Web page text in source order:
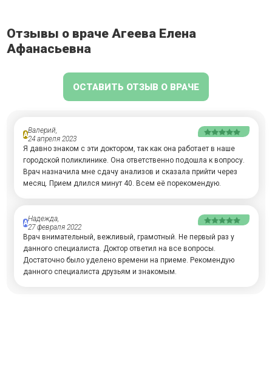
Отзывы о враче Агеева Елена
Афанасьевна
ОСТАВИТЬ ОТЗЫВ О ВРАЧЕ
АВалерий,
24 апреля 2023
Я давно знаком с эти доктором, так как она работает в наше
городской поликлинике. Она ответственно подошла к вопросу.
Врач назначила мне сдачу анализов и сказала прийти через
месяц. Прием длился минут 40. Всем её порекомендую.
АНадежда,
27 февраля 2022
Врач внимательный, вежливый, грамотный. Не первый раз у
данного специалиста. Доктор ответил на все вопросы.
Достаточно было уделено времени на приеме. Рекомендую
данного специалиста друзьям и знакомым.